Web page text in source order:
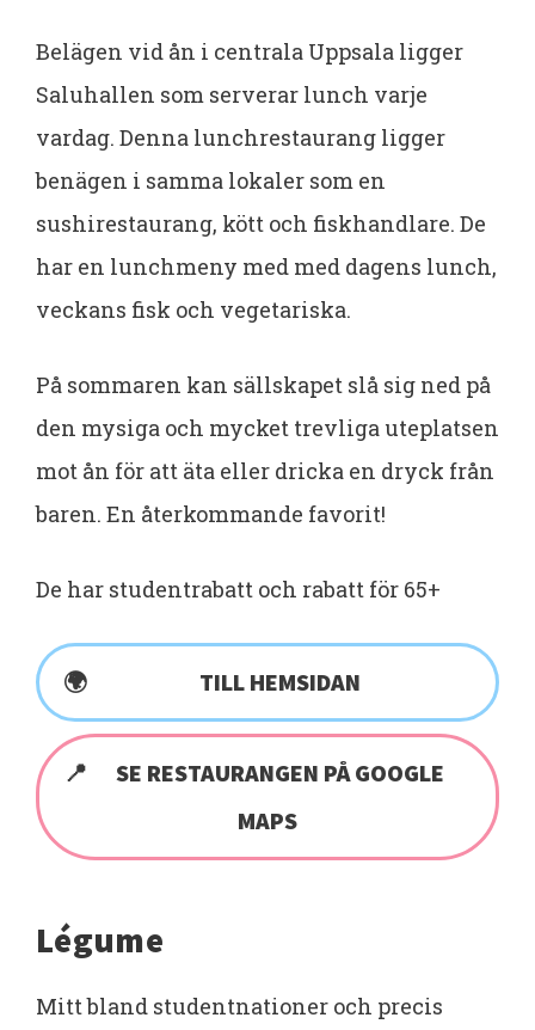
Belägen vid ån i centrala Uppsala ligger
Saluhallen som serverar lunch varje
vardag. Denna lunchrestaurang ligger
benägen i samma lokaler som en
sushirestaurang, kött och fiskhandlare. De
har en lunchmeny med med dagens lunch,
veckans fisk och vegetariska.
På sommaren kan sällskapet slå sig ned på
den mysiga och mycket trevliga uteplatsen
mot ån för att äta eller dricka en dryck från
baren. En återkommande favorit!
De har studentrabatt och rabatt för 65+
TILL HEMSIDAN
SE RESTAURANGEN PÅ GOOGLE
MAPS
Légume
Mitt bland studentnationer och precis